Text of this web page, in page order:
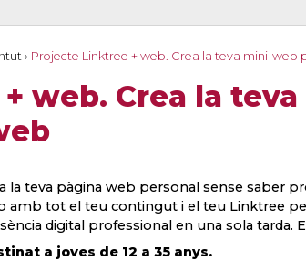
› Projecte Linktree + web. Crea la teva mini-web
web. Crea la
la teva pàgina web personal sense saber
amb tot el teu contingut i el teu Linktree
digital professional en una sola tarda.
a joves de 12 a 35 anys.